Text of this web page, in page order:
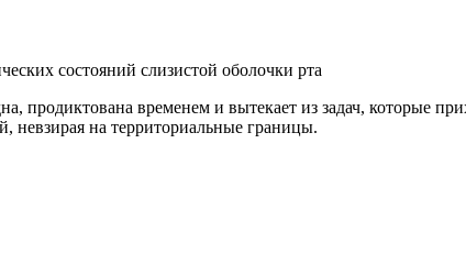
продиктована временем и вытекает из задач, которые
невзирая на территориальные границы.